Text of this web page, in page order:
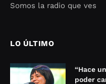
Somos la radio que ves
LO ÚLTIMO
“Hace
poder